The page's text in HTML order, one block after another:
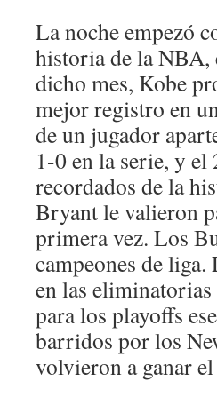
La noche empezó
historia de la NBA,
dicho mes, Kobe
mejor registro en
de un jugador
1-0 en la serie, y
recordados de la
Bryant le valieron
primera vez. Los
campeones de
en las
para los playoffs
barridos por los
volvieron a ganar